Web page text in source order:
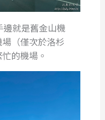
邊就是舊金山機
（僅次於洛杉
的機場。